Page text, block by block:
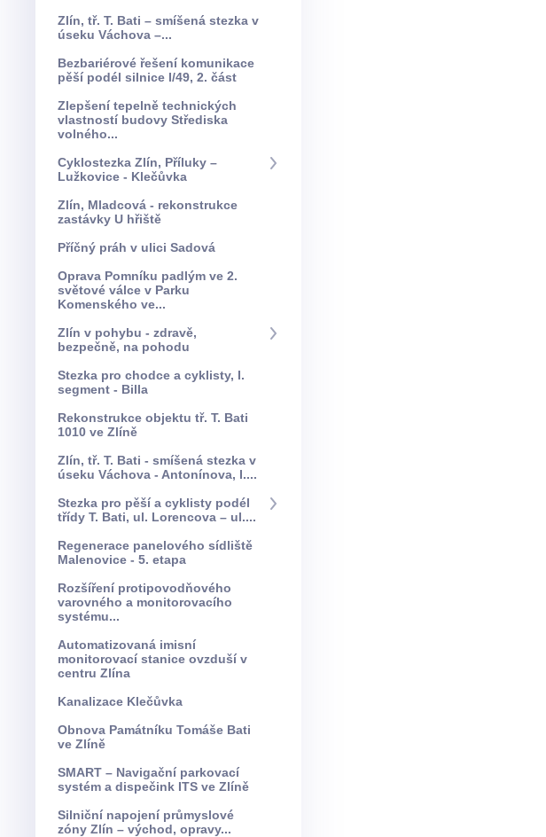
Zlín, tř. T. Bati – smíšená stezka v
úseku Váchova –...
Bezbariérové řešení komunikace
pěší podél silnice I/49, 2. část
Zlepšení tepelně technických
vlastností budovy Střediska
volného...
Cyklostezka Zlín, Příluky –
Lužkovice - Klečůvka
Zlín, Mladcová - rekonstrukce
zastávky U hřiště
Příčný práh v ulici Sadová
Oprava Pomníku padlým ve 2.
světové válce v Parku
Komenského ve...
Zlín v pohybu - zdravě,
bezpečně, na pohodu
Stezka pro chodce a cyklisty, I.
segment - Billa
Rekonstrukce objektu tř. T. Bati
1010 ve Zlíně
Zlín, tř. T. Bati - smíšená stezka v
úseku Váchova - Antonínova, I....
Stezka pro pěší a cyklisty podél
třídy T. Bati, ul. Lorencova – ul....
Regenerace panelového sídliště
Malenovice - 5. etapa
Rozšíření protipovodňového
varovného a monitorovacího
systému...
Automatizovaná imisní
monitorovací stanice ovzduší v
centru Zlína
Kanalizace Klečůvka
Obnova Památníku Tomáše Bati
ve Zlíně
SMART – Navigační parkovací
systém a dispečink ITS ve Zlíně
Silniční napojení průmyslové
zóny Zlín – východ, opravy...